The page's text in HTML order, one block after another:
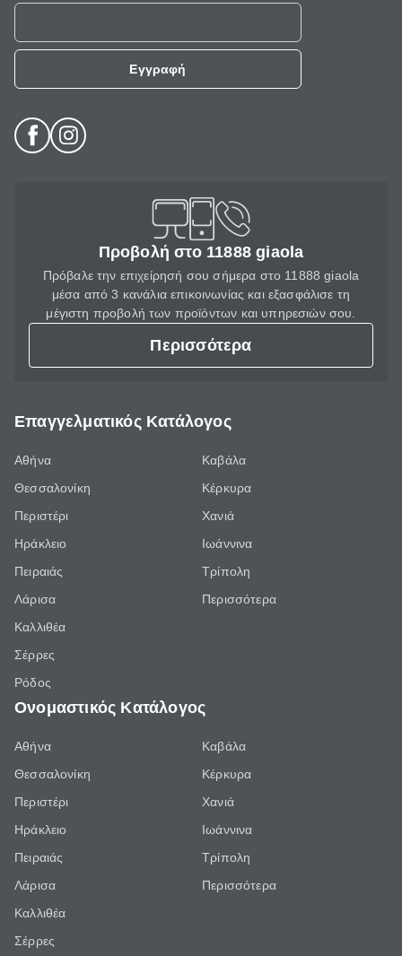
Εγγραφή
Προβολή στο 11888 giaola
Πρόβαλε την επιχείρησή σου σήμερα στο 11888 giaola
μέσα από 3 κανάλια επικοινωνίας και εξασφάλισε τη
μέγιστη προβολή των προϊόντων και υπηρεσιών σου.
Περισσότερα
Επαγγελματικός Κατάλογος
Αθήνα
Θεσσαλονίκη
Περιστέρι
Ηράκλειο
Πειραιάς
Λάρισα
Καλλιθέα
Σέρρες
Ρόδος
Καβάλα
Κέρκυρα
Χανιά
Ιωάννινα
Τρίπολη
Περισσότερα
Ονομαστικός Κατάλογος
Αθήνα
Θεσσαλονίκη
Περιστέρι
Ηράκλειο
Πειραιάς
Λάρισα
Καλλιθέα
Σέρρες
Καβάλα
Κέρκυρα
Χανιά
Ιωάννινα
Τρίπολη
Περισσότερα